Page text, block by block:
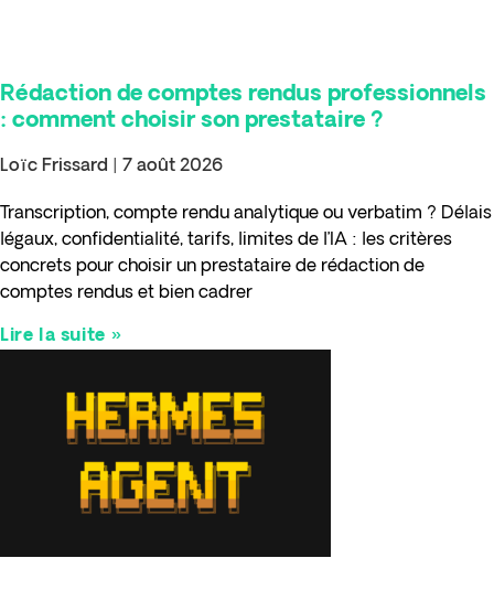
Rédaction de comptes rendus professionnels
: comment choisir son prestataire ?
Loïc Frissard 7 août 2026
Transcription, compte rendu analytique ou verbatim ? Délais
légaux, confidentialité, tarifs, limites de l’IA : les critères
concrets pour choisir un prestataire de rédaction de
comptes rendus et bien cadrer
Lire la suite »